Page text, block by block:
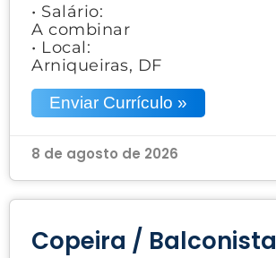
• Salário:
A combinar
• Local:
Arniqueiras, DF
Enviar Currículo »
8 de agosto de 2026
Copeira / Balconista